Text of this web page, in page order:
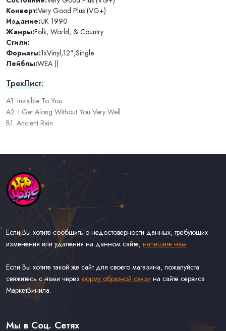
Конверт:Very Good Plus (VG+)
Издание:UK 1990
Жанры:Folk, World, & Country
Стили:
Форматы:1xVinyl,12",Single
Лейблы:WEA ()
ТрекЛист:
A1. Invisible To You
A2. I Get Along Without You Very Well
B1. Ancient Rain
Если Вы хотите сообщить о недостоверности данных, требующих
изменения или удаления на данном сайте, напишите нам.
Если Вы хотите такой же сайт для своего магазина, пожалуйста
свяжитесь с нами через форму обратной связи на сайте сервиса
МаркетВинила.
Каталог Музыки на Виниле В Наличии
Доставка и Оплата
Мы в Соц. Сетях